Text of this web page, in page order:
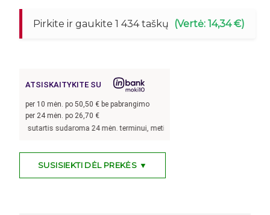
Pirkite ir gaukite 1 434 taškų (Vertė: 14,34 €)
ATSISKAITYKITE SU
per 10 mėn. po 50,50 € be pabrangimo
per 24 mėn. po 26,70 €
sutartis sudaroma 24 mėn. terminui, metinė palūkanų norma –
SUSISIEKTI DĖL PREKĖS ▼